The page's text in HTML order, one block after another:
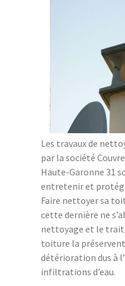
Les travaux de
par la société
Haute-Garonne 31
entretenir et
Faire nettoyer sa
cette dernière ne
nettoyage et le
toiture la préservent
détérioration dus à
infiltrations d’eau.